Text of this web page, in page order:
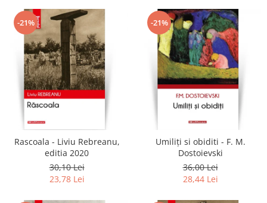
-21%
Rascoala - Liviu Rebreanu,
editia 2020
30,10 Lei
23,78 Lei
-21%
Umiliți si obiditi - F. M.
Dostoievski
36,00 Lei
28,44 Lei